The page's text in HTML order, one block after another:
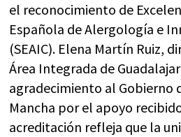
el reconocimiento de
Española de Alergología e
(SEAIC). Elena Martín Ruiz,
Área Integrada de
agradecimiento al Gobierno
Mancha por el apoyo
acreditación refleja que la